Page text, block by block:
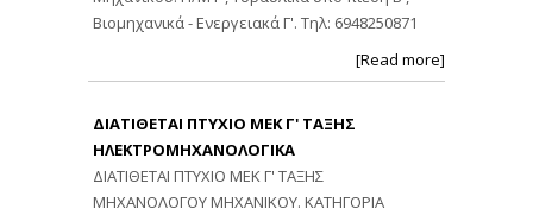
Βιομηχανικά - Ενεργειακά Γ'. Τηλ: 6948250871
[Read more]
ΔΙΑΤΙΘΕΤΑΙ ΠΤΥΧΙΟ ΜΕΚ Γ' ΤΑΞΗΣ
ΗΛΕΚΤΡΟΜΗΧΑΝΟΛΟΓΙΚΑ
ΔΙΑΤΙΘΕΤΑΙ ΠΤΥΧΙΟ ΜΕΚ Γ' ΤΑΞΗΣ
ΜΗΧΑΝΟΛΟΓΟΥ ΜΗΧΑΝΙΚΟΥ. ΚΑΤΗΓΟΡΙΑ